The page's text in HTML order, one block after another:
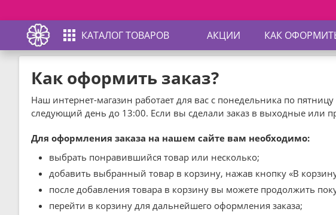
КАТАЛОГ ТОВАРОВ
АКЦИИ КАК
Как оформить заказ?
Наш интернет-магазин работает для вас с понедельника по
следующий день до 13:00. Если вы сделали заказ в выходные
Для оформления заказа на нашем сайте вам необходимо:
выбрать понравившийся товар или несколько;
добавить выбранный товар в корзину, нажав кнопку «В
после добавления товара в корзину вы можете продолжить
перейти в корзину для дальнейшего оформления заказа;